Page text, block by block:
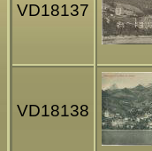
VD18137
VD18138